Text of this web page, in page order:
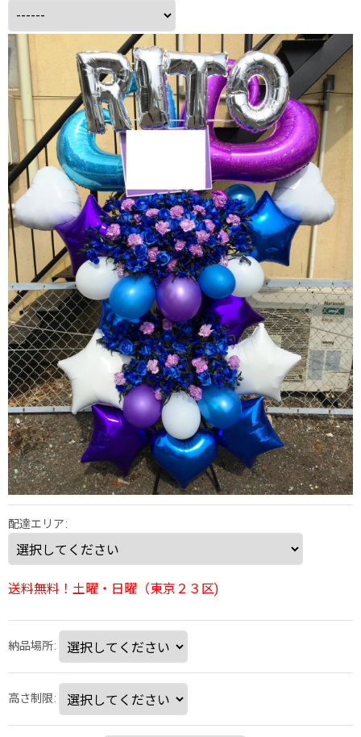
配達エリア:
送料無料！土曜・日曜（東京２３区)
納品場所:
高さ制限: